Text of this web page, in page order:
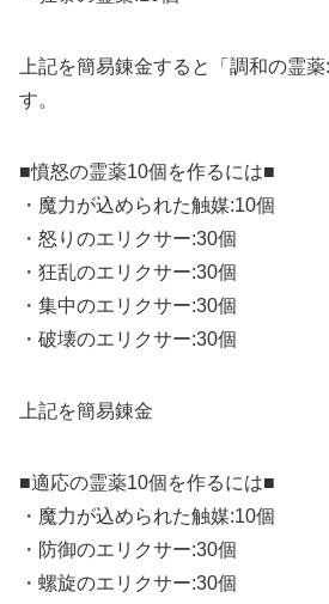
上記を簡易錬金すると「調和の霊
す。
■憤怒の霊薬10個を作るには■
・魔力が込められた触媒:10個
・怒りのエリクサー:30個
・狂乱のエリクサー:30個
・集中のエリクサー:30個
・破壊のエリクサー:30個
上記を簡易錬金
■適応の霊薬10個を作るには■
・魔力が込められた触媒:10個
・防御のエリクサー:30個
・螺旋のエリクサー:30個